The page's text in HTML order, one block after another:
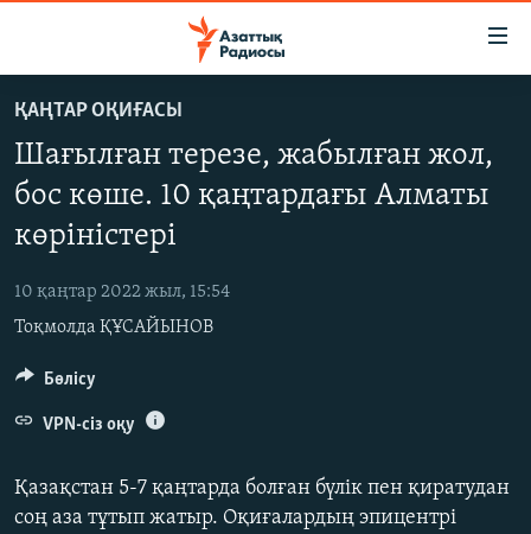
to
content
to
Navigation
Skip
Search
ЖАҢАЛЫҚТАР
САЯСАТ
AZATTYQTV
ҚАҢТАР ОҚИҒАСЫ
АДАМ ҚҰҚЫҚТАРЫ
ӘЛЕУМЕТ
ӘЛЕМ
АРНАЙЫ ЖОБАЛАР
Русский
ҚАҢТАР ОҚИҒАСЫ
Шағылған терезе, жабылған жол,
бос көше. 10 қаңтардағы Алматы
көріністері
10 қаңтар 2022 жыл, 15:54
Тоқмолда ҚҰСАЙЫНОВ
Қазақстан 5-7 қаңтарда болған бүлік пен қиратудан
соң аза тұтып жатыр. Оқиғалардың эпицентрі
Бөлісу
VPN-сіз оқу